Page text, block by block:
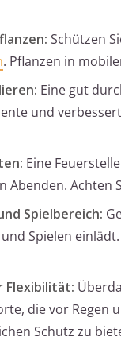
Schützen
. Pflanzen in
Eine gut
und
Eine
Abenden. Achten
Spielbereich:
Spielen
Flexibilität:
die vor Regen
Schutz zu